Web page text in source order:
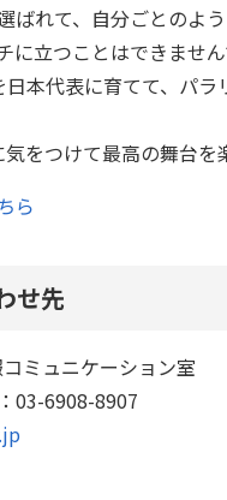
ばれて、自分ごとのよう
立つことはできません
本代表に育てて、パ
をつけて最高の舞台を
ら
せ先
ミュニケーション室
6908-8907